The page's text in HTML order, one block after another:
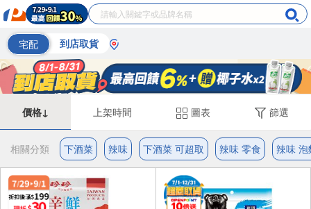
宅配 到店取貨
價格↓ 上架時間 圖表 篩選
相關分類 下酒菜 辣味 下酒菜 可超取 辣味 零食 辣味 泡